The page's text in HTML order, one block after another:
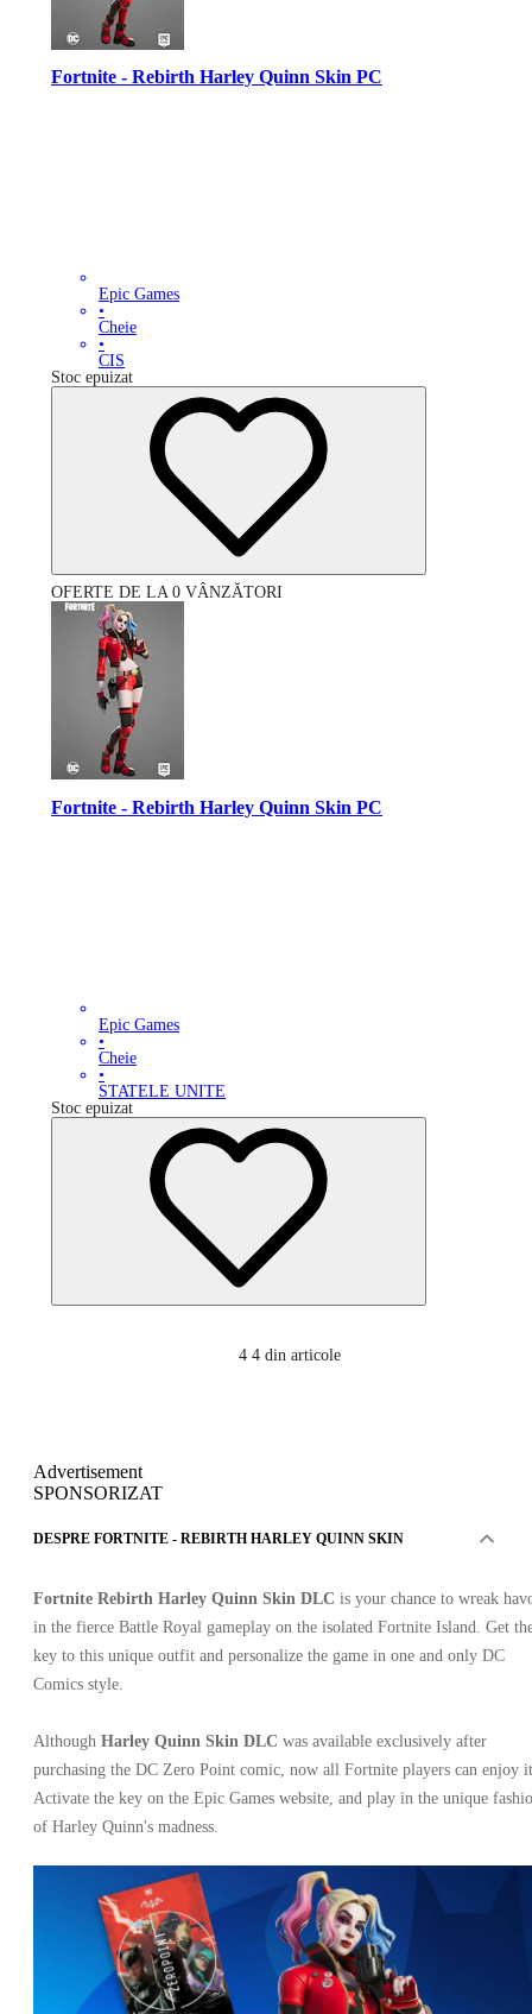
Fortnite - Rebirth Harley Quinn Skin PC
Epic Games
•
Cheie
•
CIS
Stoc epuizat
OFERTE DE LA 0 VÂNZĂTORI
Fortnite - Rebirth Harley Quinn Skin PC
Epic Games
•
Cheie
•
STATELE UNITE
Stoc epuizat
4 4 din articole
Advertisement
SPONSORIZAT
DESPRE FORTNITE - REBIRTH HARLEY QUINN SKIN
Fortnite Rebirth Harley Quinn Skin DLC is your chance to wreak
in the fierce Battle Royal gameplay on the isolated Fortnite Island. Get
key to this unique outfit and personalize the game in one and only DC
Comics style.
Although Harley Quinn Skin DLC was available exclusively after
purchasing the DC Zero Point comic, now all Fortnite players can enjoy
Activate the key on the Epic Games website, and play in the unique
of Harley Quinn's madness.